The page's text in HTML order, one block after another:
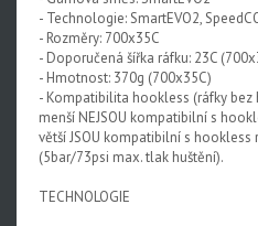
- Technologie: SmartEVO2,
- Rozměry: 700x35C
- Doporučená šířka ráfku: 23C
- Hmotnost: 370g (700x35C)
- Kompatibilita hookless (ráfky bez
menší NEJSOU kompatibilní s
větší JSOU kompatibilní s hookless
(5bar/73psi max. tlak huštění).
TECHNOLOGIE